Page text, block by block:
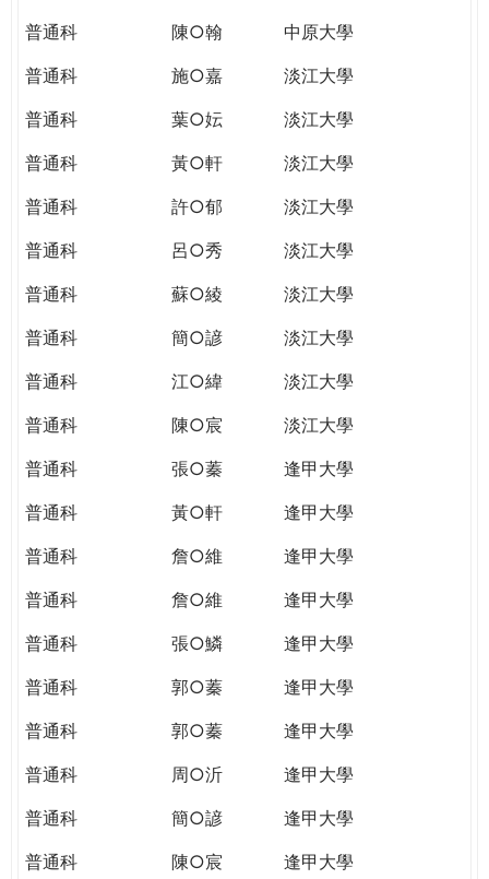
普通科
陳○翰
中原大學
普通科
施○嘉
淡江大學
普通科
葉○妘
淡江大學
普通科
黃○軒
淡江大學
普通科
許○郁
淡江大學
普通科
呂○秀
淡江大學
普通科
蘇○綾
淡江大學
普通科
簡○諺
淡江大學
普通科
江○緯
淡江大學
普通科
陳○宸
淡江大學
普通科
張○蓁
逢甲大學
普通科
黃○軒
逢甲大學
普通科
詹○維
逢甲大學
普通科
詹○維
逢甲大學
普通科
張○鱗
逢甲大學
普通科
郭○蓁
逢甲大學
普通科
郭○蓁
逢甲大學
普通科
周○沂
逢甲大學
普通科
簡○諺
逢甲大學
普通科
陳○宸 逢甲大學